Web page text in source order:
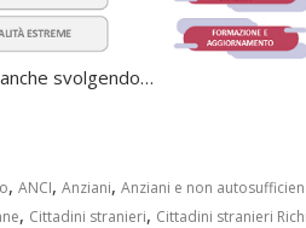
svolgendo…
, ANCI, Anziani, Anziani e non
, Cittadini stranieri, Cittadini stranieri